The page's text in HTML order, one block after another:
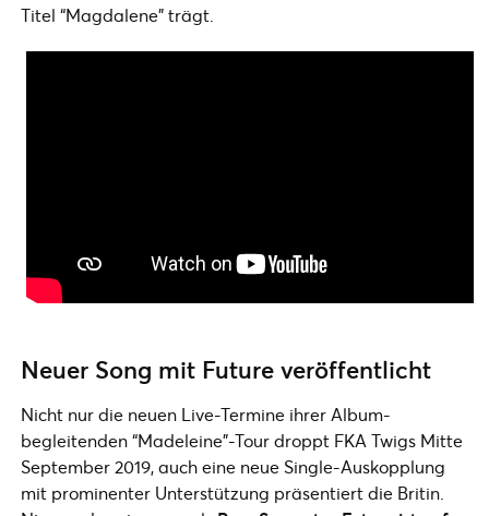
Titel “Magdalene” trägt.
Neuer Song mit Future veröffentlicht
Nicht nur die neuen Live-Termine ihrer Album-
begleitenden “Madeleine”-Tour droppt FKA Twigs Mitte
September 2019, auch eine neue Single-Auskopplung
mit prominenter Unterstützung präsentiert die Britin.